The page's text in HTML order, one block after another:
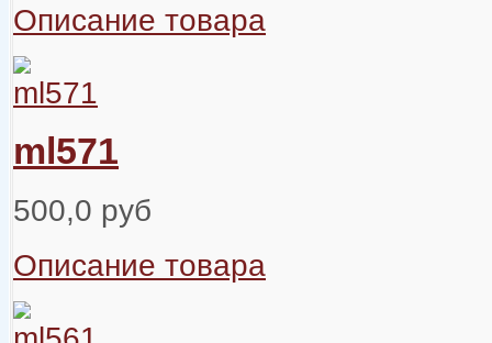
Описание товара
ml571
500,0 руб
Описание товара